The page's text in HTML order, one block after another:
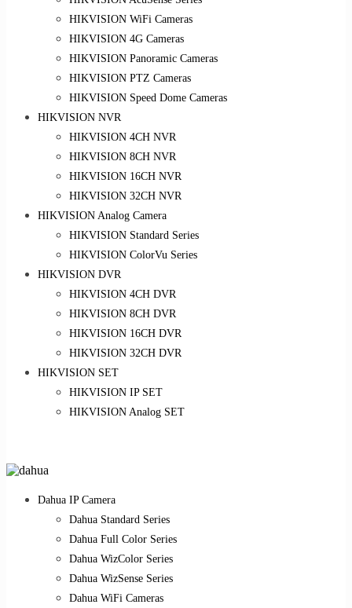
HIKVISION WiFi Cameras
HIKVISION 4G Cameras
HIKVISION Panoramic Cameras
HIKVISION PTZ Cameras
HIKVISION Speed Dome Cameras
HIKVISION NVR
HIKVISION 4CH NVR
HIKVISION 8CH NVR
HIKVISION 16CH NVR
HIKVISION 32CH NVR
HIKVISION Analog Camera
HIKVISION Standard Series
HIKVISION ColorVu Series
HIKVISION DVR
HIKVISION 4CH DVR
HIKVISION 8CH DVR
HIKVISION 16CH DVR
HIKVISION 32CH DVR
HIKVISION SET
HIKVISION IP SET
HIKVISION Analog SET
Dahua IP Camera
Dahua Standard Series
Dahua Full Color Series
Dahua WizColor Series
Dahua WizSense Series
Dahua WiFi Cameras